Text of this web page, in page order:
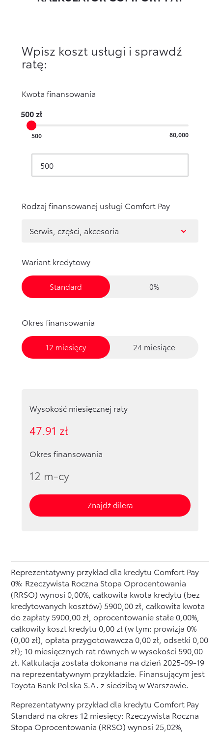
Często zadawane pytania
Wirtualny Doradca
Formularz kontaktowy
Zobacz wszystkie
Wpisz koszt usługi i sprawdź
ratę:
Kwota finansowania
500zł
500 80,000
Rodzaj finansowanej usługi Comfort Pay
Serwis, części, akcesoria
Wariant kredytowy
Standard 0%
Okres finansowania
12 miesięcy 24 miesiące
Wysokość miesięcznej raty
47.91 zł
Okres finansowania
12 m-cy
Znajdź dilera
Reprezentatywny przykład dla kredytu Comfort Pay
0%: Rzeczywista Roczna Stopa Oprocentowania
(RRSO) wynosi 0,00%, całkowita kwota kredytu (bez
kredytowanych kosztów) 5900,00 zł, całkowita kwota
do zapłaty 5900,00 zł, oprocentowanie stałe 0,00%,
całkowity koszt kredytu 0,00 zł (w tym: prowizja 0%
(0,00 zł), opłata przygotowawcza 0,00 zł, odsetki 0,00
zł); 10 miesięcznych rat równych w wysokości 590,00
zł. Kalkulacja została dokonana na dzień 2025-09-19
na reprezentatywnym przykładzie. Finansującym jest
Toyota Bank Polska S.A. z siedzibą w Warszawie.
Reprezentatywny przykład dla kredytu Comfort Pay
Standard na okres 12 miesięcy: Rzeczywista Roczna
Stopa Oprocentowania (RRSO) wynosi 25,02%,